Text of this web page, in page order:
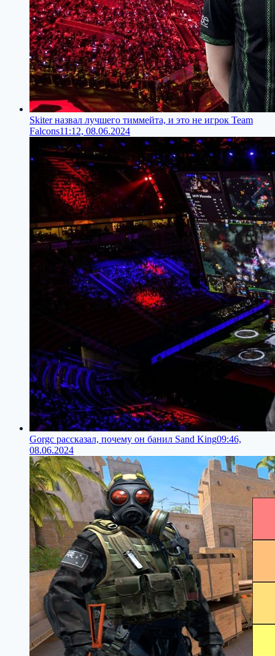
Skiter назвал лучшего тиммейта, и это не игрок Team
Falcons11:12, 08.06.2024
Gorgc рассказал, почему он банил Sand King09:46,
08.06.2024